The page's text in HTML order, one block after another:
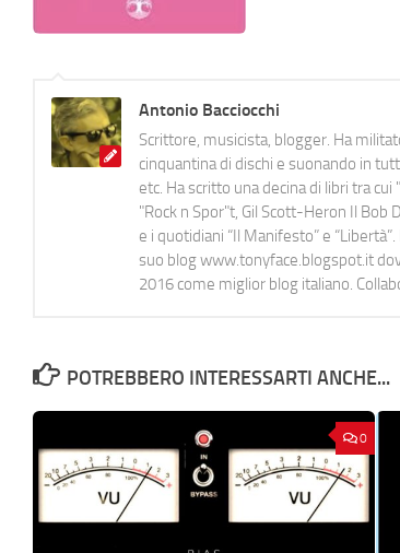
Antonio Bacciocchi
Scrittore, musicista, blogger. Ha
cinquantina di dischi e suonando in
etc. Ha scritto una decina di libri tra
"Rock n Spor"t, Gil Scott-Heron Il Bob
e i quotidiani “Il Manifesto” e
suo blog www.tonyface.blogspot.it
2016 come miglior blog italiano.
POTREBBERO INTERESSARTI ANCHE...
0